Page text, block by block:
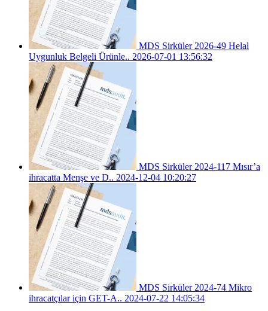
MDS Sirküler 2026-49 Helal
Uygunluk Belgeli Ürünle.. 2026-07-01 13:56:32
MDS Sirküler 2024-117 Mısır’a
ihracatta Menşe ve D.. 2024-12-04 10:20:27
MDS Sirküler 2024-74 Mikro
ihracatçılar için GET-A.. 2024-07-22 14:05:34